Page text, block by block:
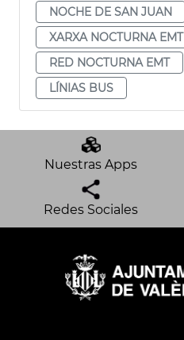
NOCHE DE SAN JUAN
XARXA NOCTURNA EMT
RED NOCTURNA EMT
LÍNIAS BUS
Nuestras Apps
Redes Sociales